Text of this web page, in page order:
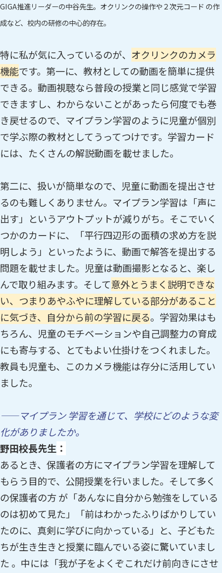
GIGA推進リーダーの中谷先生。オクリンクの操作や２次元コード の作
成など、校内の研修の中心的存在。
特に私が気に入っているのが、 オクリンクのカメラ
機能です。第一に、教材としての動画を簡単に提供
できる。動画視聴なら普段の授業と同じ感覚で学習
できますし、わからないことがあったら何度でも巻
き戻せるので、マイプラン学習のように児童が個別
で学ぶ際の教材としてうってつけです。学習カード
には、たくさんの解説動画を載せました。
第二に、扱いが簡単なので、児童に動画を提出させ
るのも難しくありません。マイプラン学習は「声に
出す」というアウトプットが減りがち。そこでいく
つかのカードに、「平行四辺形の面積の求め方を説
明しよう」といったように、動画で解答を提出する
問題を載せました。児童は動画撮影となると、楽し
んで取り組みます。そして意外とうまく説明できな
い、つまりあやふやに理解している部分があること
に気づき、自分から前の学習に戻る。学習効果はも
ちろん、児童のモチベーションや自己調整力の育成
にも寄与する、とてもよい仕掛けをつくれました。
教員も児童も、このカメラ機能は存分に活用してい
ました。
——マイプラン 学習を通じて、学校にどのような変
化がありましたか。
野田校長先生 ：
あるとき、保護者の方にマイプラン学習を理解して
もらう目的で、公開授業を行いました。そして多く
の保護者の方 が「あんなに自分から勉強をしている
のは初めて見た」「前はわかったふりばかりしてい
たのに、真剣に学びに向かっている」と、子どもた
ちが生き生きと授業に臨んでいる姿に驚いていまし
た 。中には「我が子をよくぞこれだけ前向きにさせ